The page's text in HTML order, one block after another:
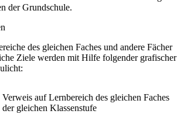
der Grundschule.
des gleichen Faches und andere Fächer
Ziele werden mit Hilfe folgender grafischer
Verweis auf Lernbereich des gleichen Faches
der gleichen Klassenstufe